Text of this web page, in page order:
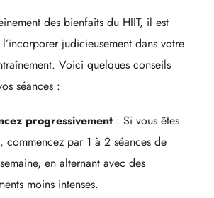
des bienfaits du HIIT, il est
judicieusement dans votre
Voici quelques conseils
séances :
progressivement : Si vous êtes
commencez par 1 à 2 séances de
en alternant avec des
moins intenses.